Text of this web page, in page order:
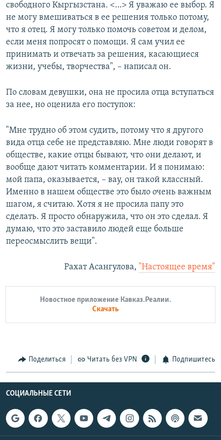
свободного Кыргызстана. <…> Я уважаю ее выбор. Я
не могу вмешиваться в ее решения только потому,
что я отец. Я могу только помочь советом и делом,
если меня попросят о помощи. Я сам учил ее
принимать и отвечать за решения, касающиеся
жизни, учебы, творчества", – написал он.
По словам девушки, она не просила отца вступаться
за нее, но оценила его поступок:
"Мне трудно об этом судить, потому что я другого
вида отца себе не представляю. Мне люди говорят в
обществе, какие отцы бывают, что они делают, и
вообще дают читать комментарии. И я понимаю:
мой папа, оказывается, – вау, он такой классный.
Именно в нашем обществе это было очень важным
шагом, я считаю. Хотя я не просила папу это
сделать. Я просто обнаружила, что он это сделал. Я
думаю, что это заставило людей еще больше
переосмыслить вещи".
Рахат Асангулова, "Настоящее время"
Новостное приложение Кавказ.Реалии.
Скачать
Поделиться Читать без VPN Подпишитесь
СОЦИАЛЬНЫЕ СЕТИ